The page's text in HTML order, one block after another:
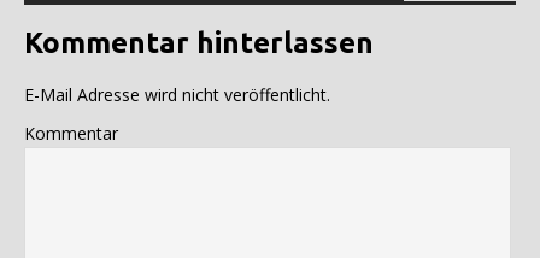
Kommentar hinterlassen
E-Mail Adresse wird nicht veröffentlicht.
Kommentar